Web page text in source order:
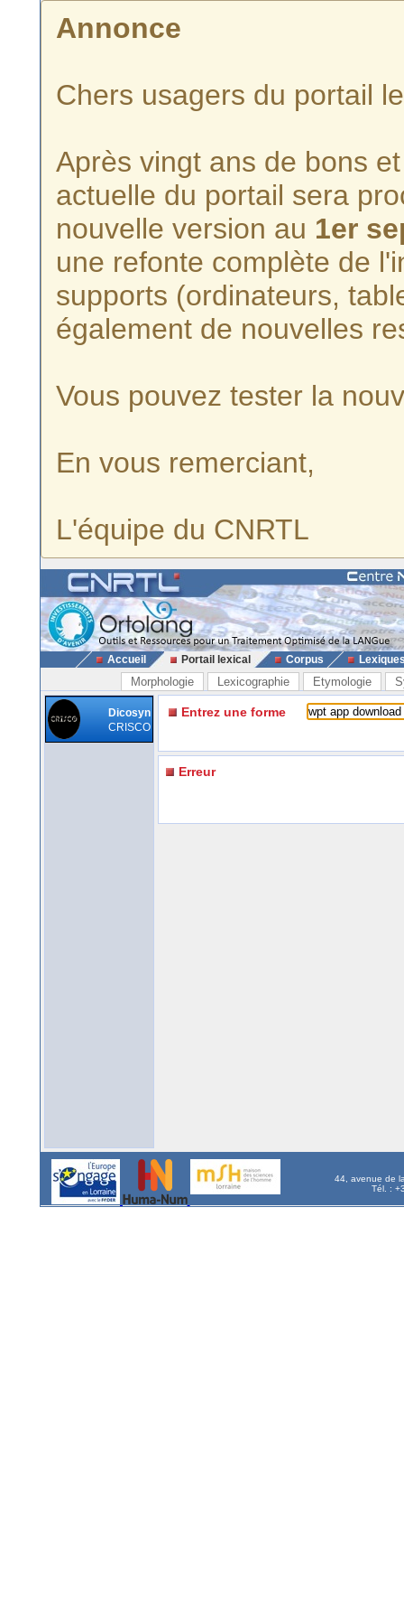
Annonce
Chers usagers du portail
Après vingt ans de bons
actuelle du portail sera
nouvelle version au 1er
une refonte complète de
supports (ordinateurs,
également de nouvelles
Vous pouvez tester la
En vous remerciant,
L'équipe du CNRTL
Accueil Portail lexical Corpus
Morphologie Lexicographie Etymologie
Dicosyn
CRISCO
Entrez une forme
Erreur
44, avenue de
Tél. :